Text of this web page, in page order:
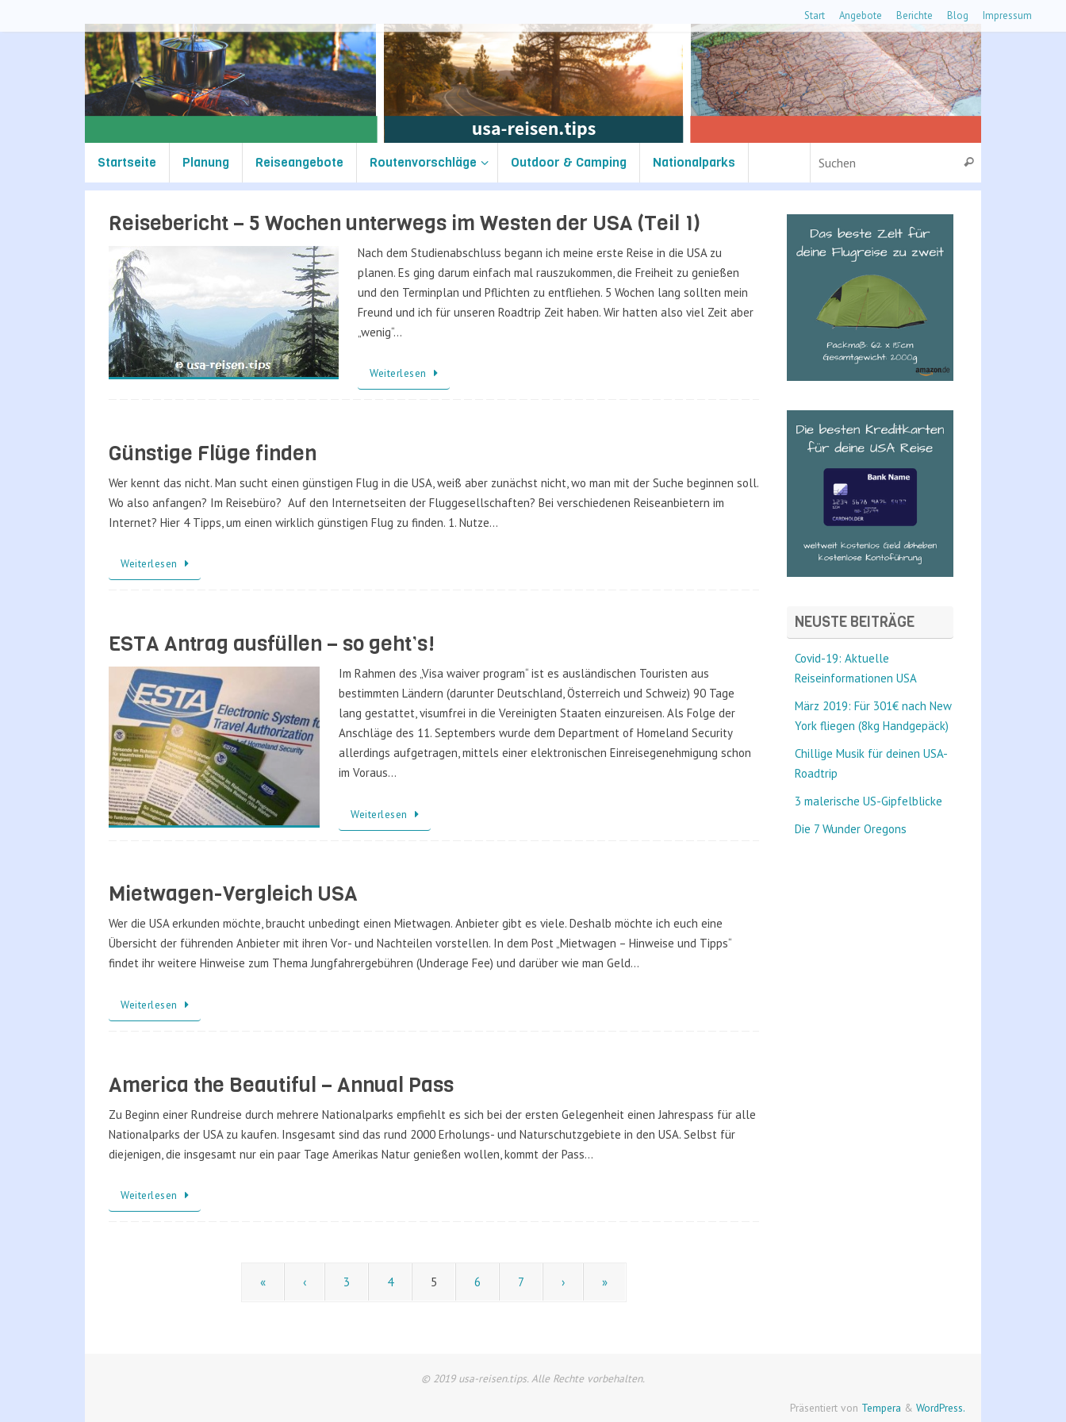
Zum
Start Angebote Berichte Blog Impressum
Inhalt
springen
Startseite Planung Reiseangebote Routenvorschläge Outdoor & Camping Nationalparks Suchen
Reisebericht – 5 Wochen unterwegs im Westen der USA (Teil 1)
Nach dem Studienabschluss begann ich meine erste Reise in die USA zu
planen. Es ging darum einfach mal rauszukommen, die Freiheit zu genießen
und den Terminplan und Pflichten zu entfliehen. 5 Wochen lang sollten mein
Freund und ich für unseren Roadtrip Zeit haben. Wir hatten also viel Zeit aber
„wenig“…
Weiterlesen
Günstige Flüge finden
Wer kennt das nicht. Man sucht einen günstigen Flug in die USA, weiß aber zunächst nicht, wo man mit der Suche beginnen soll.
Wo also anfangen? Im Reisebüro? Auf den Internetseiten der Fluggesellschaften? Bei verschiedenen Reiseanbietern im
Internet? Hier 4 Tipps, um einen wirklich günstigen Flug zu finden. 1. Nutze…
Weiterlesen
ESTA Antrag ausfüllen – so geht’s!
Im Rahmen des „Visa waiver program“ ist es ausländischen Touristen aus
bestimmten Ländern (darunter Deutschland, Österreich und Schweiz) 90 Tage
lang gestattet, visumfrei in die Vereinigten Staaten einzureisen. Als Folge der
Anschläge des 11. Septembers wurde dem Department of Homeland Security
allerdings aufgetragen, mittels einer elektronischen Einreisegenehmigung schon
im Voraus…
Weiterlesen
Mietwagen-Vergleich USA
Wer die USA erkunden möchte, braucht unbedingt einen Mietwagen. Anbieter gibt es viele. Deshalb möchte ich euch eine
Übersicht der führenden Anbieter mit ihren Vor- und Nachteilen vorstellen. In dem Post „Mietwagen – Hinweise und Tipps“
findet ihr weitere Hinweise zum Thema Jungfahrergebühren (Underage Fee) und darüber wie man Geld…
Weiterlesen
America the Beautiful – Annual Pass
Zu Beginn einer Rundreise durch mehrere Nationalparks empfiehlt es sich bei der ersten Gelegenheit einen Jahrespass für alle
Nationalparks der USA zu kaufen. Insgesamt sind das rund 2000 Erholungs- und Naturschutzgebiete in den USA. Selbst für
diejenigen, die insgesamt nur ein paar Tage Amerikas Natur genießen wollen, kommt der Pass…
Weiterlesen
« ‹ 3 4 5 6 7 › »
NEUSTE BEITRÄGE
Covid-19: Aktuelle
Reiseinformationen USA
März 2019: Für 301€ nach New
York fliegen (8kg Handgepäck)
Chillige Musik für deinen USA-
Roadtrip
3 malerische US-Gipfelblicke
Die 7 Wunder Oregons
© 2019 usa-reisen.tips. Alle Rechte vorbehalten.
Präsentiert von Tempera & WordPress.